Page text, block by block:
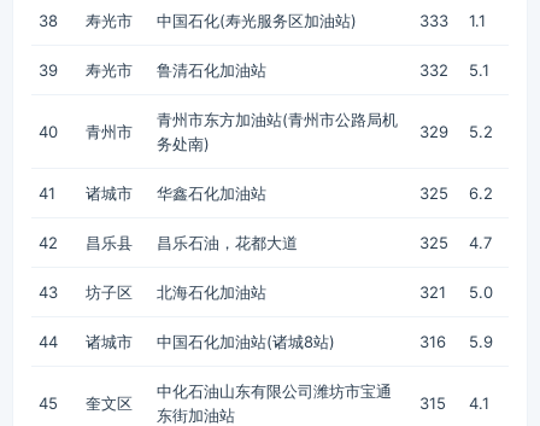
38 寿光市 中国石化(寿光服务区加油站) 333 1.1
39 寿光市 鲁清石化加油站 332 5.1
40 青州市
青州市东方加油站(青州市公路局机
务处南)
329 5.2
41 诸城市 华鑫石化加油站 325 6.2
42 昌乐县 昌乐石油，花都大道 325 4.7
43 坊子区 北海石化加油站 321 5.0
44 诸城市 中国石化加油站(诸城8站) 316 5.9
45 奎文区
中化石油山东有限公司潍坊市宝通
东街加油站
315 4.1